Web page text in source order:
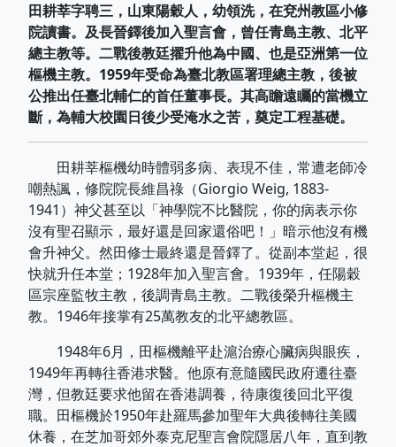
田耕莘字聘三，山東陽穀人，幼領洗，在兗州教區小修
院讀書。及長晉鐸後加入聖言會，曾任青島主教、北平
總主教等。二戰後教廷擢升他為中國、也是亞洲第一位
樞機主教。1959年受命為臺北教區署理總主教，後被
公推出任臺北輔仁的首任董事長。其高瞻遠矚的當機立
斷，為輔大校園日後少受淹水之苦，奠定工程基礎。
田耕莘樞機幼時體弱多病、表現不佳，常遭老師冷
嘲熱諷，修院院長維昌祿（Giorgio Weig, 1883-
1941）神父甚至以「神學院不比醫院，你的病表示你
沒有聖召顯示，最好還是回家還俗吧！」暗示他沒有機
會升神父。然田修士最終還是晉鐸了。從副本堂起，很
快就升任本堂；1928年加入聖言會。1939年，任陽穀
區宗座監牧主教，後調青島主教。二戰後榮升樞機主
教。1946年接掌有25萬教友的北平總教區。
1948年6月，田樞機離平赴滬治療心臟病與眼疾，
1949年再轉往香港求醫。他原有意隨國民政府遷往臺
灣，但教廷要求他留在香港調養，待康復後回北平復
職。田樞機於1950年赴羅馬參加聖年大典後轉往美國
休養，在芝加哥郊外泰克尼聖言會院隱居八年，直到教